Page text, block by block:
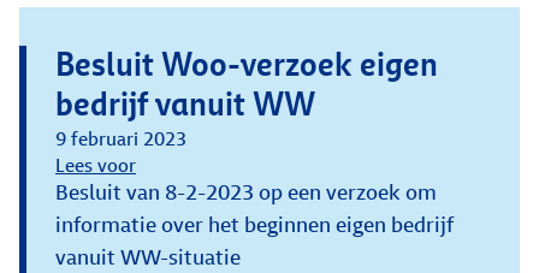
Besluit Woo-verzoek eigen
bedrijf vanuit WW
9 februari 2023
Lees voor
Besluit van 8-2-2023 op een verzoek om
informatie over het beginnen eigen bedrijf
vanuit WW-situatie